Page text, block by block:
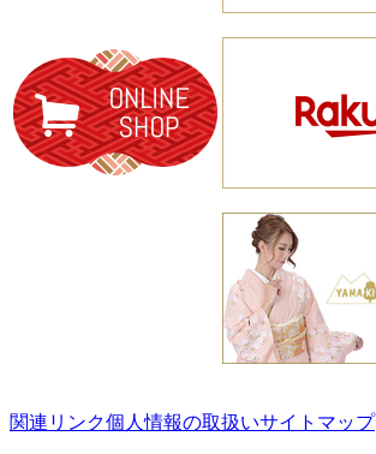
関連リンク個人情報の取扱いサイトマップ